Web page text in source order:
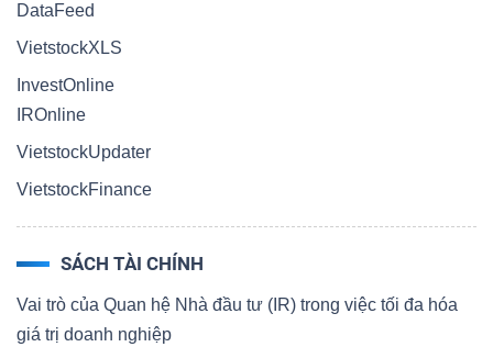
DataFeed
VietstockXLS
InvestOnline
IROnline
VietstockUpdater
VietstockFinance
SÁCH TÀI CHÍNH
Vai trò của Quan hệ Nhà đầu tư (IR) trong việc tối đa hóa
giá trị doanh nghiệp